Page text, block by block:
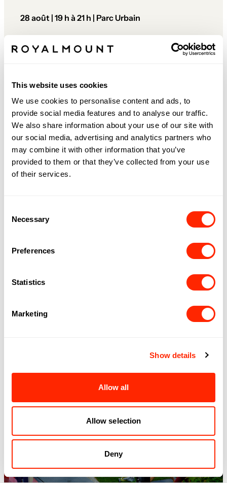
This website uses cookies
We use cookies to personalise content and ads, to
provide social media features and to analyse our traffic.
We also share information about your use of our site with
our social media, advertising and analytics partners who
may combine it with other information that you’ve
provided to them or that they’ve collected from your use
of their services.
Selection
Necessary
Preferences
Statistics
Marketing
Show details
Allow all
Allow selection
Deny
28 août | 19 h à 21 h | Parc Urbain
De 19h à 21h, vivez l’expérience SUNRISE dans une
ambiance nocturne mêlant mouvement, musique
Au programme :
• Session de Pilates SUNRISE
• Mocktails
• Stand de luminothérapie
• Tatouages temporaires
• Surprises & activations sur place
Une soirée pensée pour bouger, se retrouver et
Inscription requise — places limitées.